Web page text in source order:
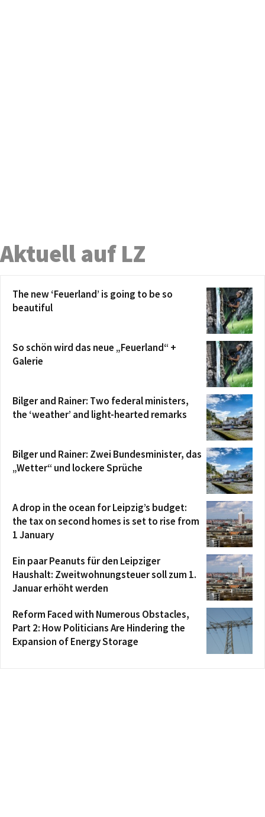
Aktuell auf LZ
The new ‘Feuerland’ is going to be so
beautiful
So schön wird das neue „Feuerland“ +
Galerie
Bilger and Rainer: Two federal ministers,
the ‘weather’ and light-hearted remarks
Bilger und Rainer: Zwei Bundesminister, das
„Wetter“ und lockere Sprüche
A drop in the ocean for Leipzig’s budget:
the tax on second homes is set to rise from
1 January
Ein paar Peanuts für den Leipziger
Haushalt: Zweitwohnungsteuer soll zum 1.
Januar erhöht werden
Reform Faced with Numerous Obstacles,
Part 2: How Politicians Are Hindering the
Expansion of Energy Storage